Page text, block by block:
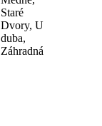
Staré
Dvory, U
duba,
Záhradná